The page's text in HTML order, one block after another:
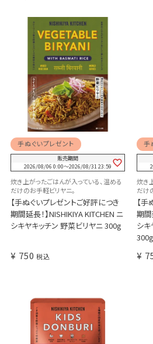
手ぬぐいプレゼント
販売期間
2026/08/06 0:00〜2026/08/31 23:59
炊き上がったごはんが入っている、温める
だけのお手軽ビリヤニ。
【手ぬぐいプレゼントご好評につき
期間延長！】NISHIKIYA KITCHEN ニ
シキヤキッチン 野菜ビリヤニ 300g
¥ 750 税込
手
炊き
だけ
【
期間
シキ
300g
¥